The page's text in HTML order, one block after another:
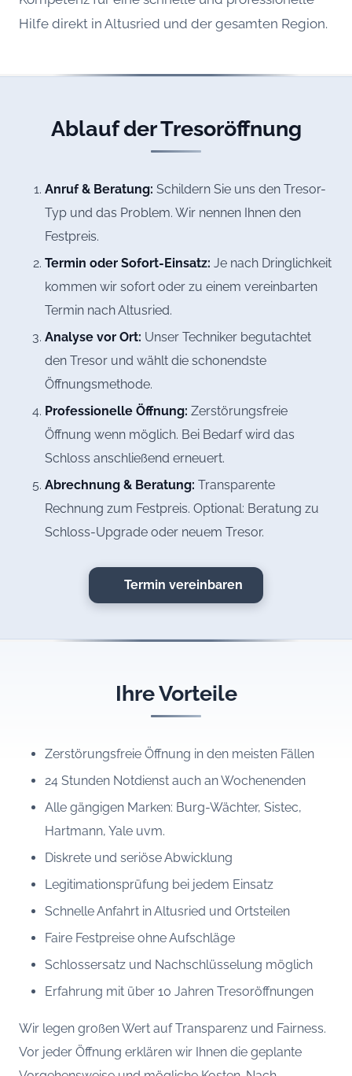
Hilfe direkt in Altusried und der gesamten Region.
Ablauf der Tresoröffnung
Anruf & Beratung: Schildern Sie uns den Tresor-
Typ und das Problem. Wir nennen Ihnen den
Festpreis.
Termin oder Sofort-Einsatz: Je nach Dringlichkeit
kommen wir sofort oder zu einem vereinbarten
Termin nach Altusried.
Analyse vor Ort: Unser Techniker begutachtet
den Tresor und wählt die schonendste
Öffnungsmethode.
Professionelle Öffnung: Zerstörungsfreie
Öffnung wenn möglich. Bei Bedarf wird das
Schloss anschließend erneuert.
Abrechnung & Beratung: Transparente
Rechnung zum Festpreis. Optional: Beratung zu
Schloss-Upgrade oder neuem Tresor.
Termin vereinbaren
Ihre Vorteile
Zerstörungsfreie Öffnung in den meisten Fällen
24 Stunden Notdienst auch an Wochenenden
Alle gängigen Marken: Burg-Wächter, Sistec,
Hartmann, Yale uvm.
Diskrete und seriöse Abwicklung
Legitimationsprüfung bei jedem Einsatz
Schnelle Anfahrt in Altusried und Ortsteilen
Faire Festpreise ohne Aufschläge
Schlossersatz und Nachschlüsselung möglich
Erfahrung mit über 10 Jahren Tresoröffnungen
Wir legen großen Wert auf Transparenz und Fairness.
Vor jeder Öffnung erklären wir Ihnen die geplante